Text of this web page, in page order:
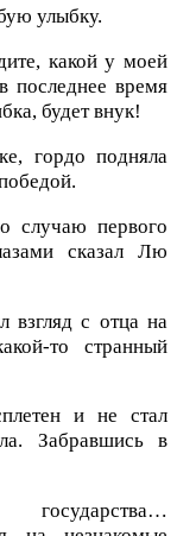
улыбку.
какой у моей
последнее время
будет внук!
гордо подняла
случаю первого
сказал Лю
взгляд с отца на
то странный
и не стал
Забравшись в